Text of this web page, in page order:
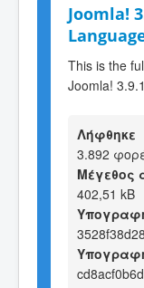
Joomla!
This is the
Joomla!
Λήφθηκε
3.892
Μέγεθος
402,51 kB